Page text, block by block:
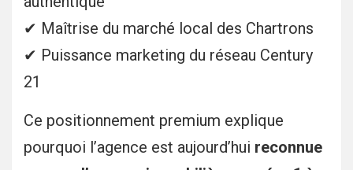
✔ Maîtrise du marché local des Chartrons
✔ Puissance marketing du réseau Century
21
Ce positionnement premium explique
pourquoi l’agence est aujourd’hui reconnue